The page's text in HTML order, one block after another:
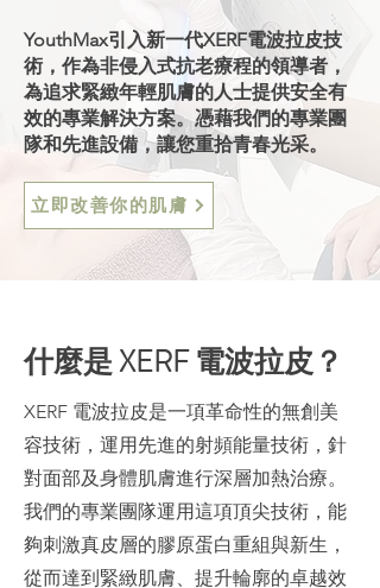
YouthMax引入新一代XERF電波拉皮技
術，作為非侵入式抗老療程的領導者，
為追求緊緻年輕肌膚的人士提供安全有
效的專業解決方案。憑藉我們的專業團
隊和先進設備，讓您重拾青春光采。
立即改善你的肌膚
什麼是 XERF 電波拉皮？
XERF 電波拉皮是一項革命性的無創美
容技術，運用先進的射頻能量技術，針
對面部及身體肌膚進行深層加熱治療。
我們的專業團隊運用這項頂尖技術，能
夠刺激真皮層的膠原蛋白重組與新生，
從而達到緊緻肌膚、提升輪廓的卓越效